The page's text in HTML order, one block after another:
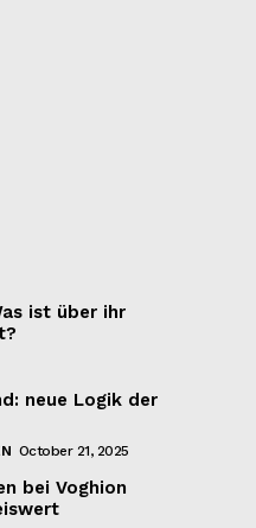
ist über ihr
neue Logik der
October 21, 2025
bei Voghion